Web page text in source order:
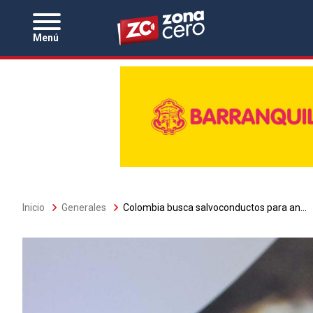
Menú
Zona Cero
Sobrescribir
ayuda
Inicio Generales Colombia busca salvoconductos para an...